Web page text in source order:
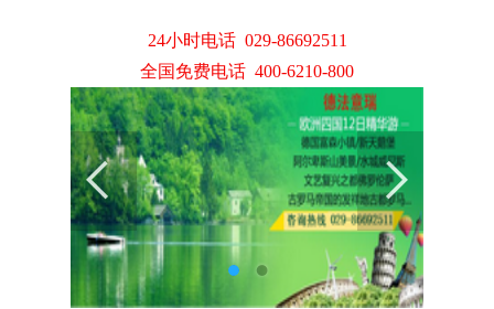
24小时电话 029-86692511
全国免费电话 400-6210-800